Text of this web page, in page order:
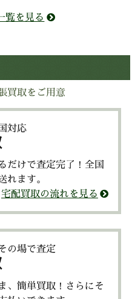
覧を見る
買取をご用意
対応
だけで査定完了！全国
れます。
宅配買取の流れを見る
の場で査定
、簡単買取！さらにそ